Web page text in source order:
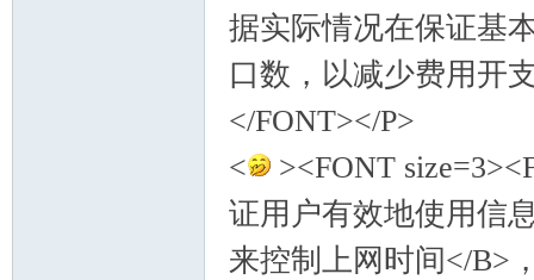
据实际情况在保证基
口数，以减少费用开
</FONT></P>
<
><FONT
证用户有效地使用信
来控制上网时间</B>